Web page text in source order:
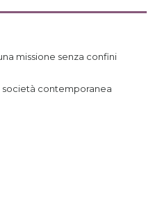
missione senza confini
società contemporanea